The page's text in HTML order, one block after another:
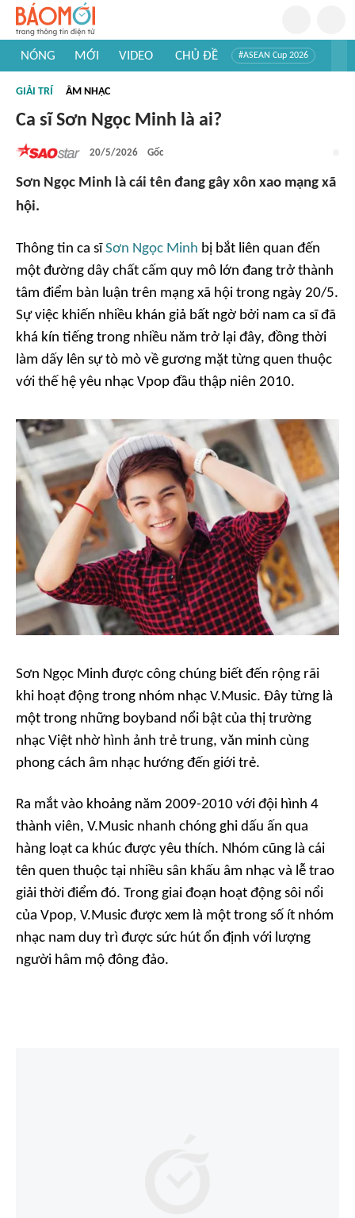
NÓNG MỚI VIDEO CHỦ ĐỀ #ASEAN Cup 2026
#Khám phá thế giới
GIẢI TRÍ ÂM NHẠC
Ca sĩ Sơn Ngọc Minh là ai?
20/5/2026 Gốc
Sơn Ngọc Minh là cái tên đang gây xôn xao mạng xã
hội.
Thông tin ca sĩSơn Ngọc Minh bị bắt liên quan đến
một đường dây chất cấm quy mô lớn đang trở thành
tâm điểm bàn luận trên mạng xã hội trong ngày 20/5.
Sự việc khiến nhiều khán giả bất ngờ bởi nam ca sĩ đã
khá kín tiếng trong nhiều năm trở lại đây, đồng thời
làm dấy lên sự tò mò về gương mặt từng quen thuộc
với thế hệ yêu nhạc Vpop đầu thập niên 2010.
Sơn Ngọc Minh được công chúng biết đến rộng rãi
khi hoạt động trong nhóm nhạc V.Music. Đây từng là
một trong những boyband nổi bật của thị trường
nhạc Việt nhờ hình ảnh trẻ trung, văn minh cùng
phong cách âm nhạc hướng đến giới trẻ.
Ra mắt vào khoảng năm 2009-2010 với đội hình 4
thành viên, V.Music nhanh chóng ghi dấu ấn qua
hàng loạt ca khúc được yêu thích. Nhóm cũng là cái
tên quen thuộc tại nhiều sân khấu âm nhạc và lễ trao
giải thời điểm đó. Trong giai đoạn hoạt động sôi nổi
của Vpop, V.Music được xem là một trong số ít nhóm
nhạc nam duy trì được sức hút ổn định với lượng
người hâm mộ đông đảo.